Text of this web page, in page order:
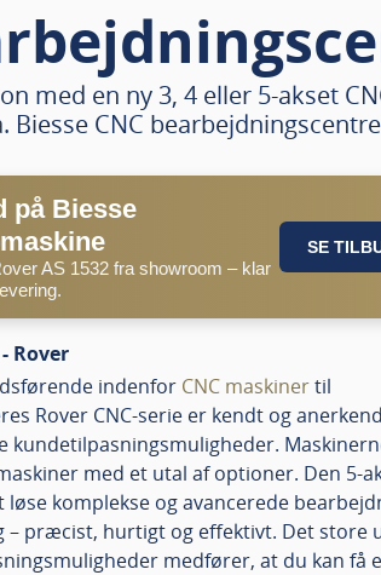
med en ny 3, 4 eller 5-akset
Biesse CNC
på Biesse
AS 1532 fra showroom – klar
SE
Rover
indenfor CNC maskinertil
Rover CNC-serie er kendt og
kundetilpasningsmuligheder.
med et utal af optioner. Den 5-
komplekse og avancerede
– præcist, hurtigt og effektivt. Det store
medfører, at du kan få